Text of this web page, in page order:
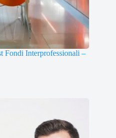
Fondi Interprofessionali –